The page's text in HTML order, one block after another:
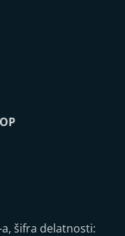
šifra delatnosti: